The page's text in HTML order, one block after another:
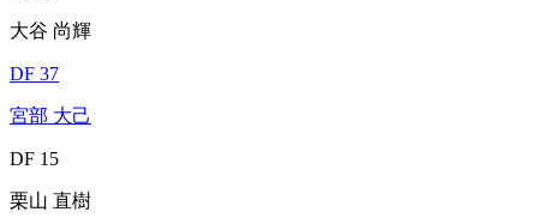
大谷 尚輝
DF 37
宮部 大己
DF 15
栗山 直樹